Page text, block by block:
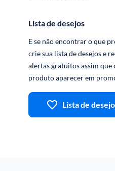
Lista de desejos
E se não encontrar o que
crie sua lista de desejos e
alertas gratuitos assim que
produto aparecer em
Lista de